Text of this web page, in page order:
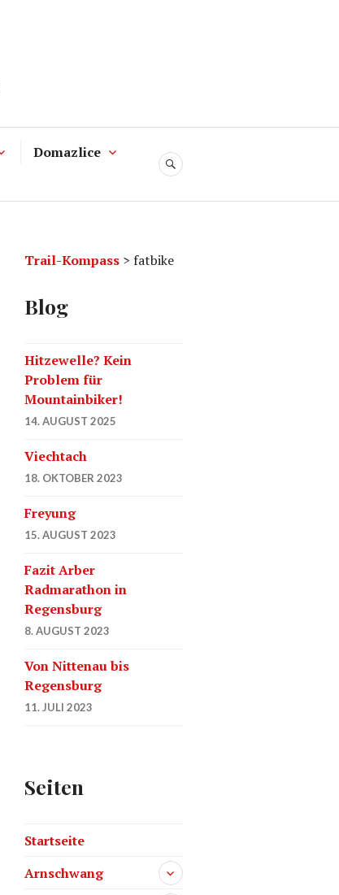
Domazlice
SUCHE
Trail-Kompass > fatbike
Blog
Hitzewelle? Kein
Problem für
Mountainbiker!
14. AUGUST 2025
Viechtach
18. OKTOBER 2023
Freyung
15. AUGUST 2023
Fazit Arber
Radmarathon in
Regensburg
8. AUGUST 2023
Von Nittenau bis
Regensburg
11. JULI 2023
Seiten
Startseite
Arnschwang